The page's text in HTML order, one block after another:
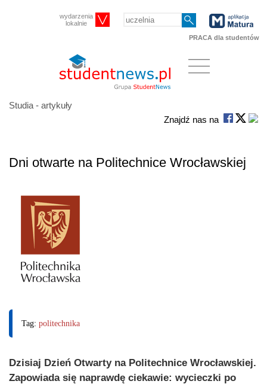
wydarzenia
lokalnie
PRACA dla studentów
Studia - artykuły
Znajdź nas na
Dni otwarte na Politechnice Wrocławskiej
Tag: politechnika
Dzisiaj Dzień Otwarty na Politechnice Wrocławskiej.
Zapowiada się naprawdę ciekawie: wycieczki po